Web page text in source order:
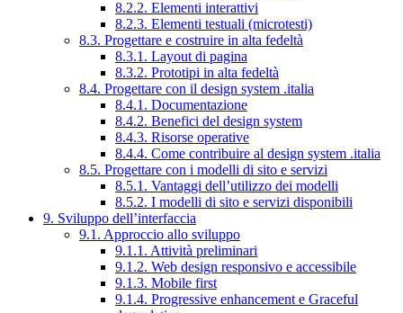
8.2.2. Elementi interattivi
8.2.3. Elementi testuali (microtesti)
8.3. Progettare e costruire in alta fedeltà
8.3.1. Layout di pagina
8.3.2. Prototipi in alta fedeltà
8.4. Progettare con il design system .italia
8.4.1. Documentazione
8.4.2. Benefici del design system
8.4.3. Risorse operative
8.4.4. Come contribuire al design system .italia
8.5. Progettare con i modelli di sito e servizi
8.5.1. Vantaggi dell’utilizzo dei modelli
8.5.2. I modelli di sito e servizi disponibili
9. Sviluppo dell’interfaccia
9.1. Approccio allo sviluppo
9.1.1. Attività preliminari
9.1.2. Web design responsivo e accessibile
9.1.3. Mobile first
9.1.4. Progressive enhancement e Graceful